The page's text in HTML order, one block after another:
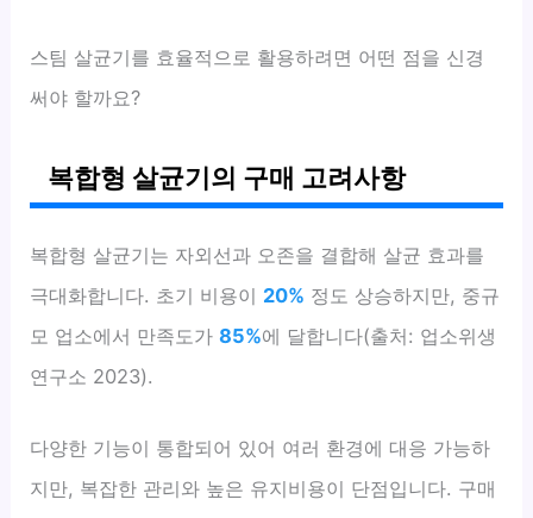
스팀 살균기를 효율적으로 활용하려면 어떤 점을 신경
써야 할까요?
복합형 살균기의 구매 고려사항
복합형 살균기는 자외선과 오존을 결합해 살균 효과를
극대화합니다. 초기 비용이 20% 정도 상승하지만, 중규
모 업소에서 만족도가85%에 달합니다(출처: 업소위생
연구소 2023).
다양한 기능이 통합되어 있어 여러 환경에 대응 가능하
지만, 복잡한 관리와 높은 유지비용이 단점입니다. 구매